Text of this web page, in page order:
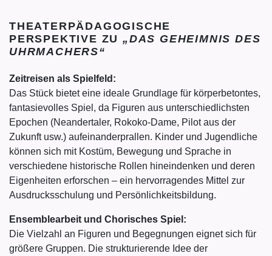
THEATERPÄDAGOGISCHE
PERSPEKTIVE ZU„DAS GEHEIMNIS DES
UHRMACHERS“
Zeitreisen als Spielfeld:
Das Stück bietet eine ideale Grundlage für körperbetontes,
fantasievolles Spiel, da Figuren aus unterschiedlichsten
Epochen (Neandertaler, Rokoko-Dame, Pilot aus der
Zukunft usw.) aufeinanderprallen. Kinder und Jugendliche
können sich mit Kostüm, Bewegung und Sprache in
verschiedene historische Rollen hineindenken und deren
Eigenheiten erforschen – ein hervorragendes Mittel zur
Ausdrucksschulung und Persönlichkeitsbildung.
Ensemblearbeit und Chorisches Spiel:
Die Vielzahl an Figuren und Begegnungen eignet sich für
größere Gruppen. Die strukturierende Idee der